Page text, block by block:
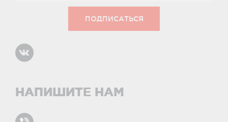
НАПИШИТЕ НАМ